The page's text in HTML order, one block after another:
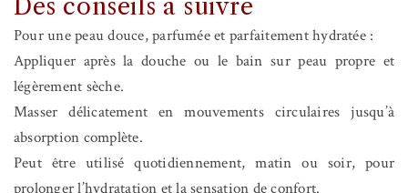
Des conseils à suivre
Pour une peau douce, parfumée et parfaitement hydratée :
Appliquer après la douche ou le bain sur peau propre et
légèrement sèche.
Masser délicatement en mouvements circulaires jusqu’à
absorption complète.
Peut être utilisé quotidiennement, matin ou soir, pour
prolonger l’hydratation et la sensation de confort.